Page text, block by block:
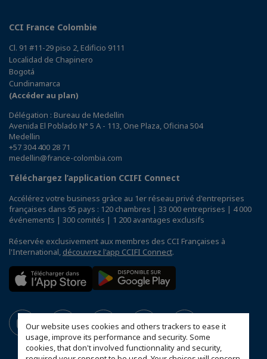
Our website uses cookies and others trackers to ease it
usage, improve its performance and security. Some
cookies, that don't involved functionnality and security,
CCI France Colombie
Cl. 91 #11-29 piso 2, Edificio 9111
Localidad de Chapinero
Bogotá
Cundinamarca
(Accéder au plan)
Délégation : Bureau de Medellin
Avenida El Poblado N° 5 A - 113, One Plaza, Oficina 504
Medellin
+57 304 400 28 71
medellin@france-colombia.com
Téléchargez l’application CCIFI Connect
Accélérez votre business grâce au 1er réseau privé d'entreprises
françaises dans 95 pays : 120 chambres | 33 000 entreprises | 4 000
événements | 300 comités | 1 200 avantages exclusifs
Réservée exclusivement aux membres des CCI Françaises à
l'International, découvrez l'app CCIFI Connect.